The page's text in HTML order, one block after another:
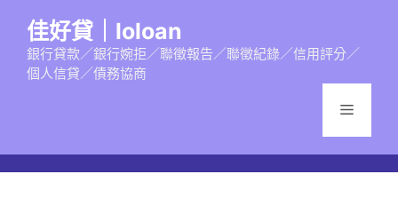
佳好貸｜loloan
銀行貸款／銀行婉拒／聯徵報告／聯徵紀錄／信用評分／
個人信貸／債務協商
選